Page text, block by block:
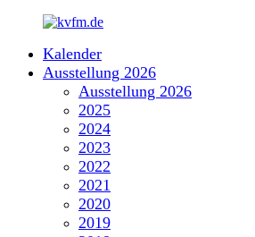
springen
kvfm.de
Kalender
Ausstellung 2026
Ausstellung 2026
2025
2024
2023
2022
2021
2020
2019